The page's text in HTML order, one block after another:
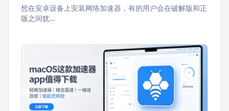
想在安卓设备上安装网络加速器，有的用户会在破解版和正
版之间犹…